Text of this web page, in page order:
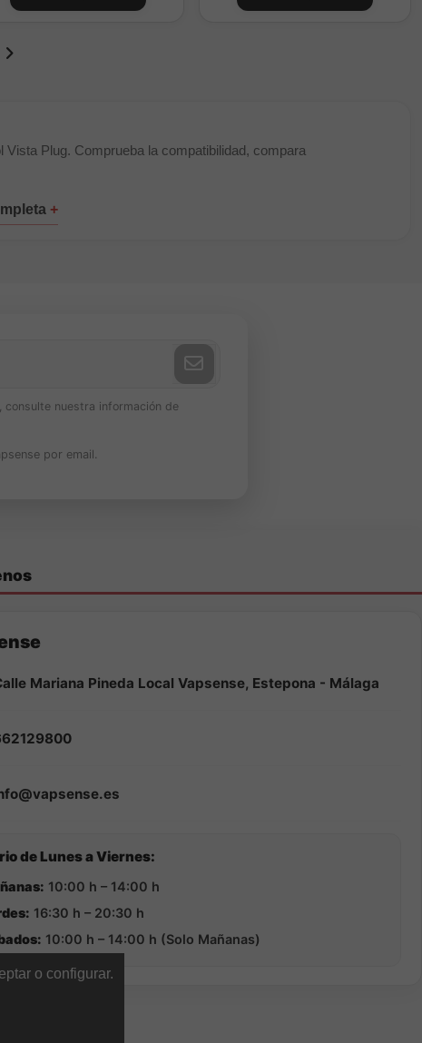
Página siguiente
Plug. Comprueba la compatibilidad, compara
consulte nuestra información de
por email.
Mariana Pineda Local Vapsense, Estepona - Málaga
de Lunes a Viernes:
10:00 h – 14:00 h
16:30 h – 20:30 h
10:00 h – 14:00 h (Solo Mañanas)
o configurar.